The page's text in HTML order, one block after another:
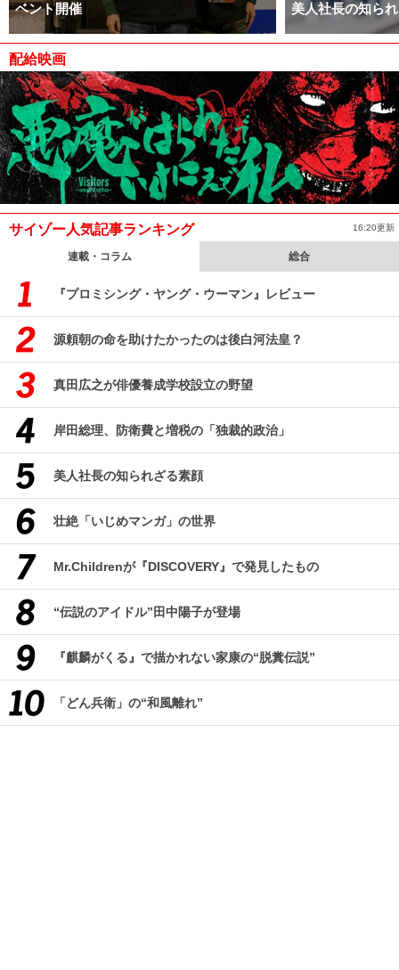
ベント開催
美人社長の知ら
配給映画
サイゾー人気記事ランキング 16:20更新
連載・コラム 総合
『プロミシング・ヤング・ウーマン』レビュー
源頼朝の命を助けたかったのは後白河法皇？
真田広之が俳優養成学校設立の野望
岸田総理、防衛費と増税の「独裁的政治」
美人社長の知られざる素顔
壮絶「いじめマンガ」の世界
Mr.Childrenが『DISCOVERY』で発見したもの
“伝説のアイドル”田中陽子が登場
『麒麟がくる』で描かれない家康の“脱糞伝説”
「どん兵衛」の“和風離れ”